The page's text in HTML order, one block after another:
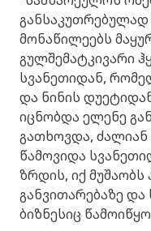
მონაწილეებს
გულშემატკივარი
სვანეთიდან,
და ნინის
იცნობდა ელენე
გათხოვდა,
წამოვიდა
ზრდის, იქ
განვითარებაზე
ბიზნესიც